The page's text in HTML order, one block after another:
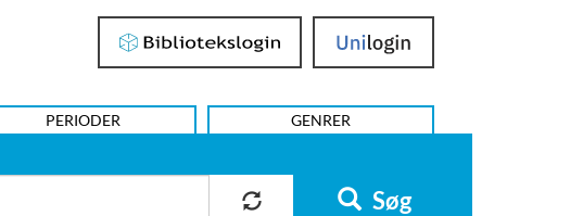
Bibliotekslogin UniLogin
PERIODER GENRER
Søg